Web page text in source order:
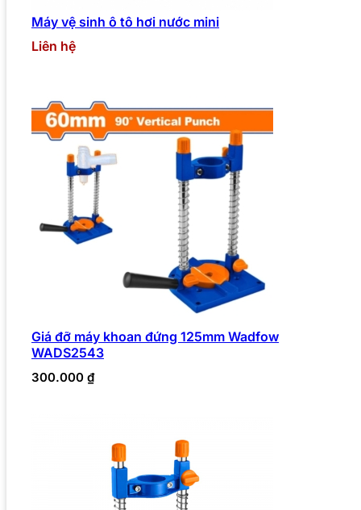
Máy vệ sinh ô tô hơi nước mini
Liên hệ
Giá đỡ máy khoan đứng 125mm Wadfow
WADS2543
300.000 ₫